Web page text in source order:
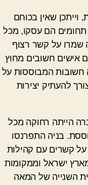
וייתכן שאין בכוחם
תחומים הם עסקו, מכל
שמרו על קשר רצוף
אישים חשובים מחוץ
חשובות המבוססות על
להעתיק יצירות
הייתה רחוקה מכל
בניה התפרנסו
על קשרים עם קהילות
ישראל וממקומות
השנייה של המאה